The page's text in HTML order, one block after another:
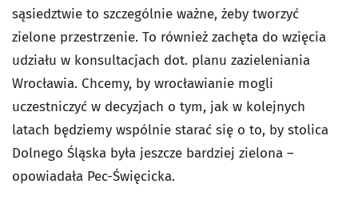
sąsiedztwie to szczególnie ważne, żeby tworzyć
zielone przestrzenie. To również zachęta do wzięcia
udziału w konsultacjach dot. planu zazieleniania
Wrocławia. Chcemy, by wrocławianie mogli
uczestniczyć w decyzjach o tym, jak w kolejnych
latach będziemy wspólnie starać się o to, by stolica
Dolnego Śląska była jeszcze bardziej zielona –
opowiadała Pec-Święcicka.